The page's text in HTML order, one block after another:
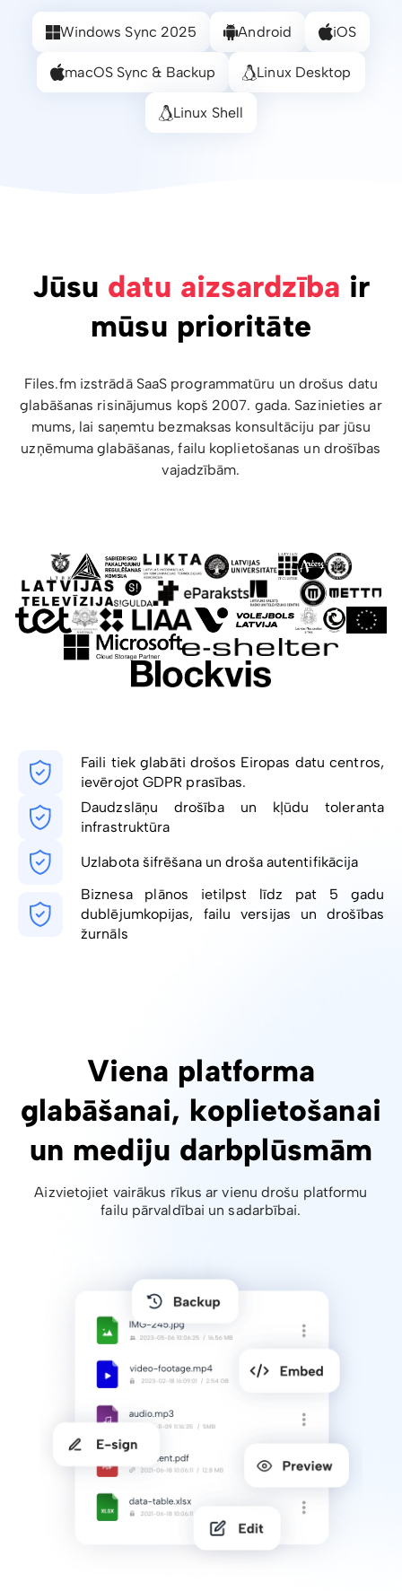
Windows Sync 2025 Android iOS
macOS Sync & Backup Linux Desktop
Linux Shell
Jūsu datu aizsardzība ir
mūsu prioritāte
Files.fm izstrādā SaaS programmatūru un drošus datu
glabāšanas risinājumus kopš 2007. gada. Sazinieties ar
mums, lai saņemtu bezmaksas konsultāciju par jūsu
uzņēmuma glabāšanas, failu koplietošanas un drošības
vajadzībām.
Faili tiek glabāti drošos Eiropas datu centros,
ievērojot GDPR prasības.
Daudzslāņu drošība un kļūdu toleranta
infrastruktūra
Uzlabota šifrēšana un droša autentifikācija
Biznesa plānos ietilpst līdz pat 5 gadu
dublējumkopijas, failu versijas un drošības
žurnāls
Viena platforma
glabāšanai, koplietošanai
un mediju darbplūsmām
Aizvietojiet vairākus rīkus ar vienu drošu platformu
failu pārvaldībai un sadarbībai.